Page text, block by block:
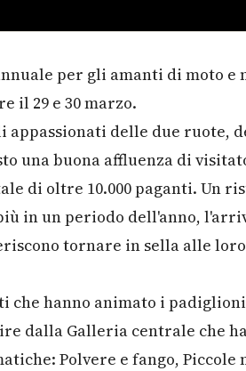
per gli amanti di moto e
il 29 e 30 marzo.
appassionati delle due ruote,
una buona affluenza di
di oltre 10.000 paganti. Un
in un periodo dell'anno,
tornare in sella alle
hanno animato i
dalla Galleria centrale che
Polvere e fango, Piccole